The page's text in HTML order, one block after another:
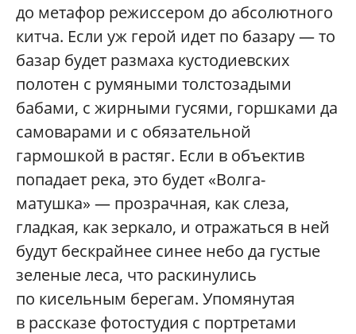
до метафор режиссером до абсолютного
китча. Если уж герой идет по базару — то
базар будет размаха кустодиевских
полотен с румяными толстозадыми
бабами, c жирными гусями, горшками да
самоварами и с обязательной
гармошкой в растяг. Если в объектив
попадает река, это будет «Волга-
матушка» — прозрачная, как слеза,
гладкая, как зеркало, и отражаться в ней
будут бескрайнее синее небо да густые
зеленые леса, что раскинулись
по кисельным берегам. Упомянутая
в рассказе фотостудия с портретами